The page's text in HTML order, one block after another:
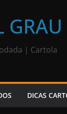
| Cartola
DICAS